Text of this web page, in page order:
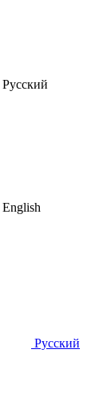
Русский
English
Русский